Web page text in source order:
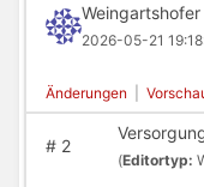
Weingartshofer
2026-05-21
Änderungen
#2
(Editortyp: